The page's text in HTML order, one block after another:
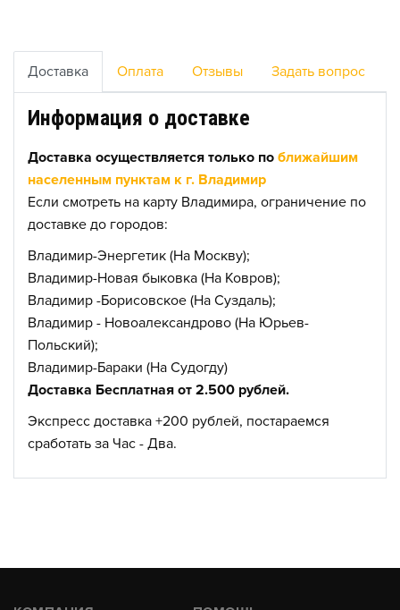
Доставка Оплата Отзывы Задать вопрос
Информация о доставке
Доставка осуществляется только по ближайшим
населенным пунктам к г. Владимир
Если смотреть на карту Владимира, ограничение по
доставке до городов:
Владимир-Энергетик (На Москву);
Владимир-Новая быковка (На Ковров);
Владимир -Борисовское (На Суздаль);
Владимир - Новоалександрово (На Юрьев-
Польский);
Владимир-Бараки (На Судогду)
Доставка Бесплатная от 2.500 рублей.
Экспресс доставка +200 рублей, постараемся
сработать за Час - Два.